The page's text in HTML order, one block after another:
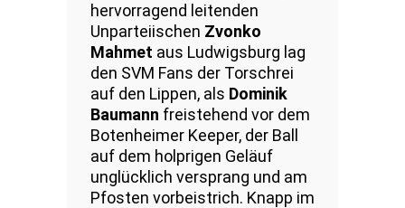
hervorragend leitenden
Unparteiischen Zvonko
Mahmet aus Ludwigsburg lag
den SVM Fans der Torschrei
auf den Lippen, als Dominik
Baumann freistehend vor dem
Botenheimer Keeper, der Ball
auf dem holprigen Geläuf
unglücklich versprang und am
Pfosten vorbeistrich. Knapp im